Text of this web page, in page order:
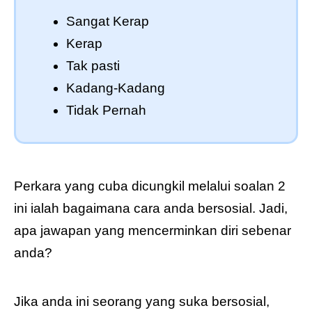
Sangat Kerap
Kerap
Tak pasti
Kadang-Kadang
Tidak Pernah
Perkara yang cuba dicungkil melalui soalan 2
ini ialah bagaimana cara anda bersosial. Jadi,
apa jawapan yang mencerminkan diri sebenar
anda?
Jika anda ini seorang yang suka bersosial,